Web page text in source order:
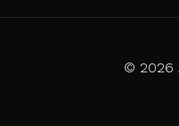
© 2026